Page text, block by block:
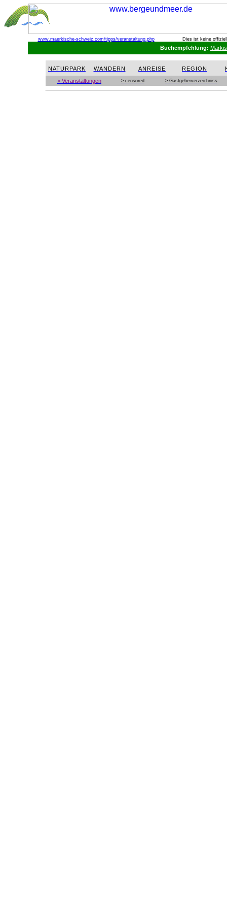
www.maerkische-schweiz.com/tipps/veranstaltung.php Dies ist keine
Buchempfehlung:
NATURPARK WANDERN ANREISE REGION
> Veranstaltungen
> censored > Gastgeberverzeichniss